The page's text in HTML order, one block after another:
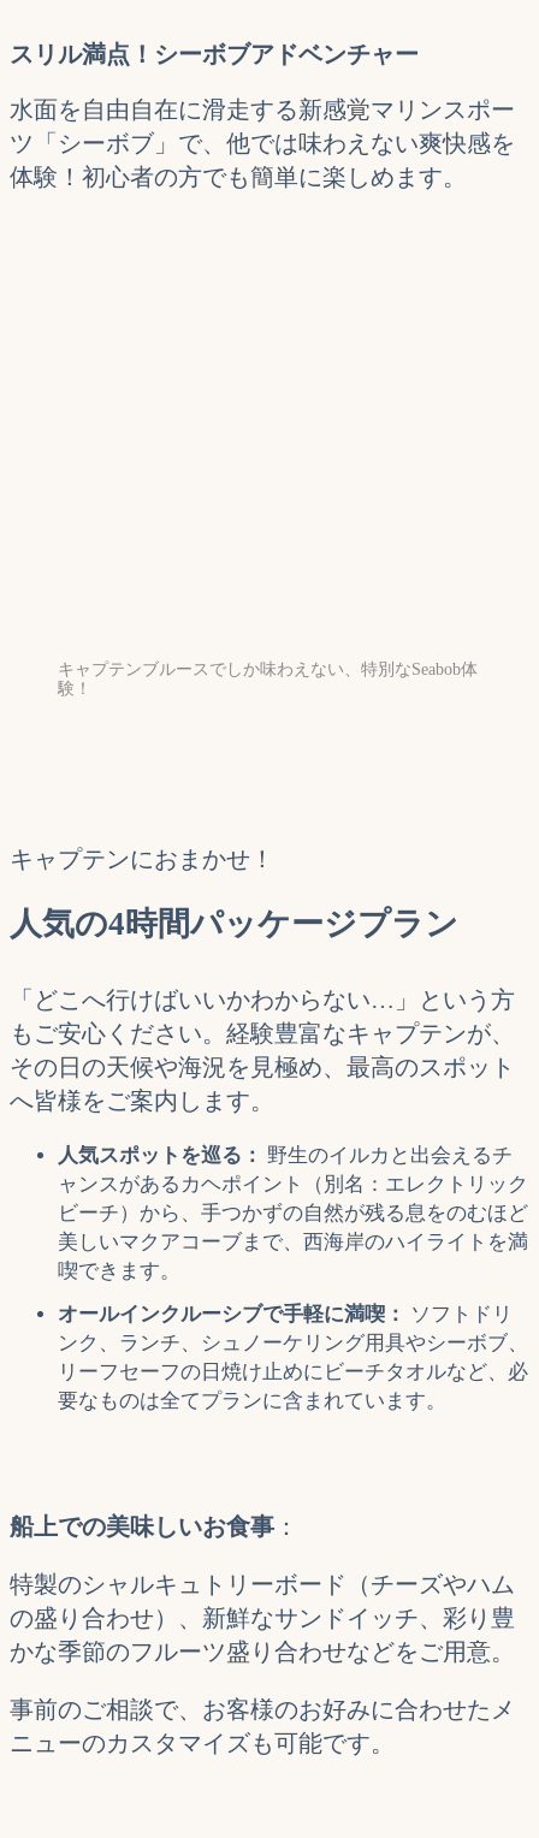
スリル満点！シーボブアドベンチャー
水面を自由自在に滑走する新感覚マリンスポー
ツ「シーボブ」で、他では味わえない爽快感を
体験！初心者の方でも簡単に楽しめます。
キャプテンブルースでしか味わえない、特別なSeabob体
験！
キャプテンにおまかせ！
人気の4時間パッケージプラン
「どこへ行けばいいかわからない…」という方
もご安心ください。経験豊富なキャプテンが、
その日の天候や海況を見極め、最高のスポット
へ皆様をご案内します。
人気スポットを巡る： 野生のイルカと出会えるチ
ャンスがあるカヘポイント（別名：エレクトリック
ビーチ）から、手つかずの自然が残る息をのむほど
美しいマクアコーブまで、西海岸のハイライトを満
喫できます。
オールインクルーシブで手軽に満喫：
ソフトドリ
ンク、ランチ、シュノーケリング用具やシーボブ、
リーフセーフの日焼け止めにビーチタオルなど、必
要なものは全てプランに含まれています。
船上での美味しいお食事 ：
特製のシャルキュトリーボード（チーズやハム
の盛り合わせ）、新鮮なサンドイッチ、彩り豊
かな季節のフルーツ盛り合わせなどをご用意。
事前のご相談で、お客様のお好みに合わせたメ
ニューのカスタマイズも可能です。